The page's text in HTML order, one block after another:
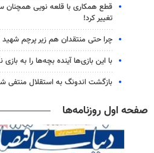
قطع همکاری با قلعه نویی همچنان
تغییر کرد!
چرا حتی منتقدان هم زیر پرچم شهید
با این بازی‌ها آینده بچه‌ها را به بازی
بازگشت اندونگ به استقلال منتفی
صفحه اول روزنامه‌ها